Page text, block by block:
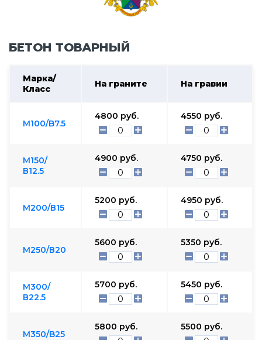
БЕТОН ТОВАРНЫЙ
Марка/
Класс
На граните На гравии
М100/B7.5
4800 руб. 4550 руб.
М150/
В12.5
4900 руб. 4750 руб.
М200/В15
5200 руб. 4950 руб.
М250/В20
5600 руб. 5350 руб.
М300/
В22.5
5700 руб. 5450 руб.
М350/B25
5800 руб. 5500 руб.